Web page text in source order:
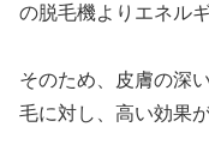
の脱毛機よりエネル
そのため、皮膚の深
毛に対し、 高い効果